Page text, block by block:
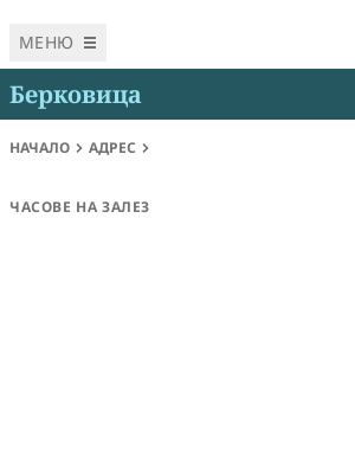
МЕНЮ
Берковица
НАЧАЛО АДРЕС
ЧАСОВЕ НА ЗАЛЕЗ